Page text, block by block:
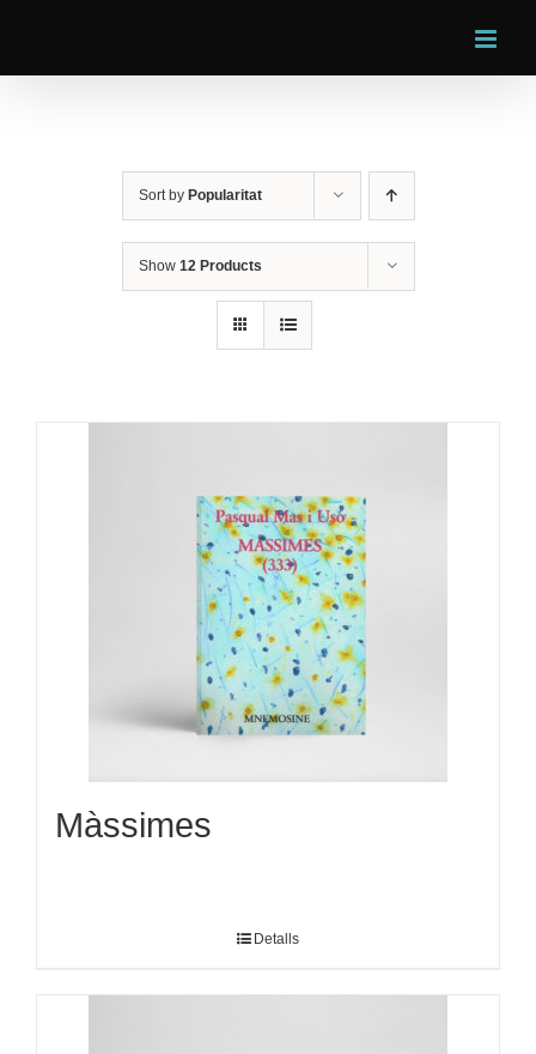
Sort by Popularitat
Show 12 Products
Màssimes
Detalls